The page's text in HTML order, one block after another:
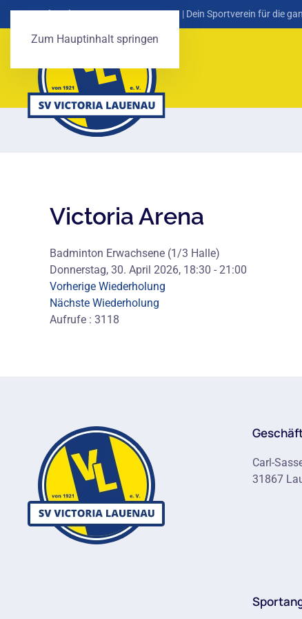
Zum Hauptinhalt springen
SV Victoria Lauenau von 1921 e. V. | Dein Sportverein für die
Victoria Arena
Badminton Erwachsene (1/3 Halle)
Donnerstag, 30. April 2026, 18:30 - 21:00
Vorherige Wiederholung
Nächste Wiederholung
Aufrufe : 3118
Carl-
31867